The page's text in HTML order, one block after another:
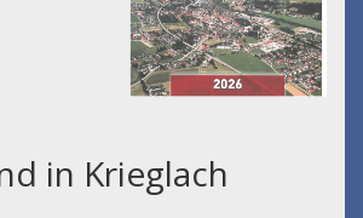
in Krieglach